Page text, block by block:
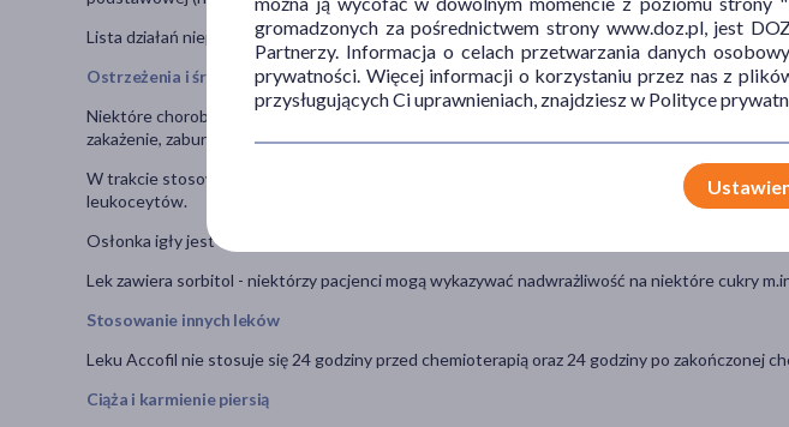
Lista działań niepożądanych została wymieniona w ulotce dołączonej do opakowania.
Ostrzeżenia i środki ostrożności
Niektóre choroby towarzyszące powinny być omówione z lekarzem przed zastosowaniem leku
zakażenie, zaburzenia płuc, niedokrwistość sierpowatokrwinkowa, ból w lewej górnej części
W trakcie stosowania tego leku, lekarz może zlecić badania morfologii krwi w celu sprawdzenia
leukoceytów.
Osłonka igły jest wykonana z lateksu i może wywoływać reakcje alergiczne u osób
Lek zawiera sorbitol - niektórzy pacjenci mogą wykazywać nadwrażliwość na niektóre cukry
Stosowanie innych leków
Leku Accofil nie stosuje się 24 godziny przed chemioterapią oraz 24 godziny po zakończonej
Ciąża i karmienie piersią
gromadzonych za pośrednictwem strony www.doz.pl, jest
Partnerzy. Informacja o celach przetwarzania danych
prywatności. Więcej informacji o korzystaniu przez nas z
przysługujących Ci uprawnieniach, znajdziesz w Polityce